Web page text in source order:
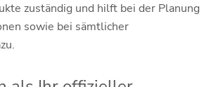
zuständig und hilft bei der Planung
sowie bei sämtlicher